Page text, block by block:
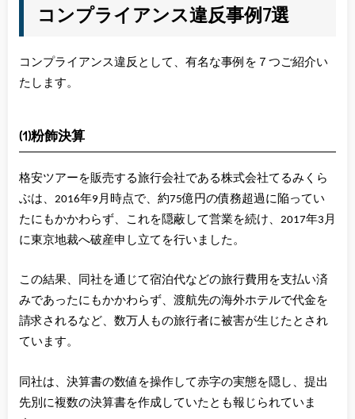
コンプライアンス違反事例7選
コンプライアンス違反として、有名な事例を７つご紹介い
たします。
(1)粉飾決算
格安ツアーを販売する旅行会社である株式会社てるみくら
ぶは、2016年9月時点で、約75億円の債務超過に陥ってい
たにもかかわらず、これを隠蔽して営業を続け、2017年3月
に東京地裁へ破産申し立てを行いました。
この結果、同社を通じて宿泊代などの旅行費用を支払い済
みであったにもかかわらず、渡航先の海外ホテルで代金を
請求されるなど、数万人もの旅行者に被害が生じたとされ
ています。
同社は、決算書の数値を操作して赤字の実態を隠し、提出
先別に複数の決算書を作成していたとも報じられていま